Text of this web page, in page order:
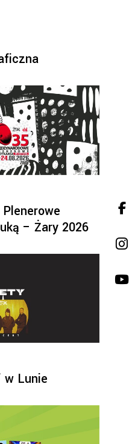
– Żary 2026
w Lunie